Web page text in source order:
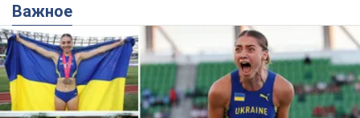
Важное